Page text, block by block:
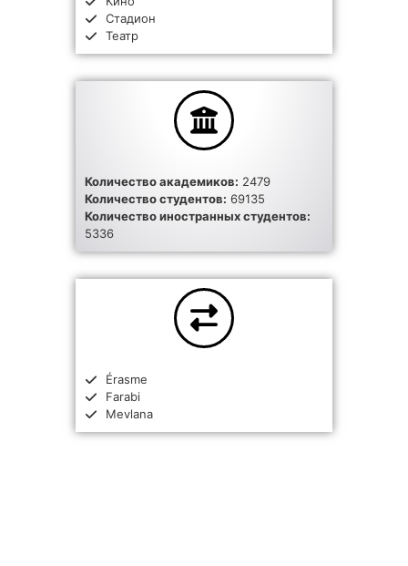
Стадион
Театр
Количество академиков: 2479
Количество студентов: 69135
Количество иностранных студентов:
5336
Érasme
Farabi
Mevlana